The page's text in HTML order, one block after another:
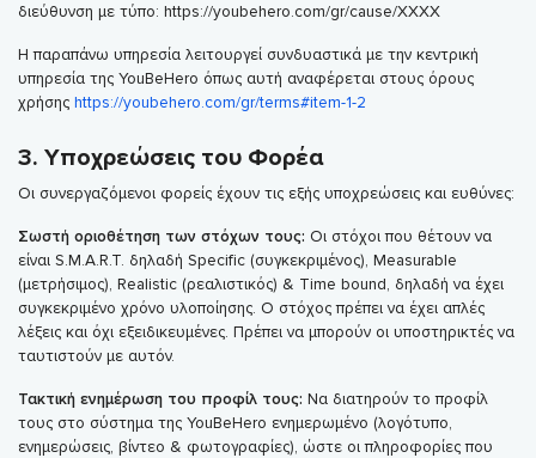
διεύθυνση με τύπο: https://youbehero.com/gr/cause/XXXX
Η παραπάνω υπηρεσία λειτουργεί συνδυαστικά με την κεντρική
υπηρεσία της YouBeHero όπως αυτή αναφέρεται στους όρους
χρήσης https://youbehero.com/gr/terms#item-1-2
3. Υποχρεώσεις του Φορέα
Οι συνεργαζόμενοι φορείς έχουν τις εξής υποχρεώσεις και ευθύνες:
Σωστή οριοθέτηση των στόχων τους: Οι στόχοι που θέτουν να
είναι S.M.A.R.T. δηλαδή Specific (συγκεκριμένος), Measurable
(μετρήσιμος), Realistic (ρεαλιστικός) & Time bound, δηλαδή να έχει
συγκεκριμένο χρόνο υλοποίησης. Ο στόχος πρέπει να έχει απλές
λέξεις και όχι εξειδικευμένες. Πρέπει να μπορούν οι υποστηρικτές να
ταυτιστούν με αυτόν.
Τακτική ενημέρωση του προφίλ τους: Να διατηρούν το προφίλ
τους στο σύστημα της YouBeHero ενημερωμένο (λογότυπο,
ενημερώσεις, βίντεο & φωτογραφίες), ώστε οι πληροφορίες που